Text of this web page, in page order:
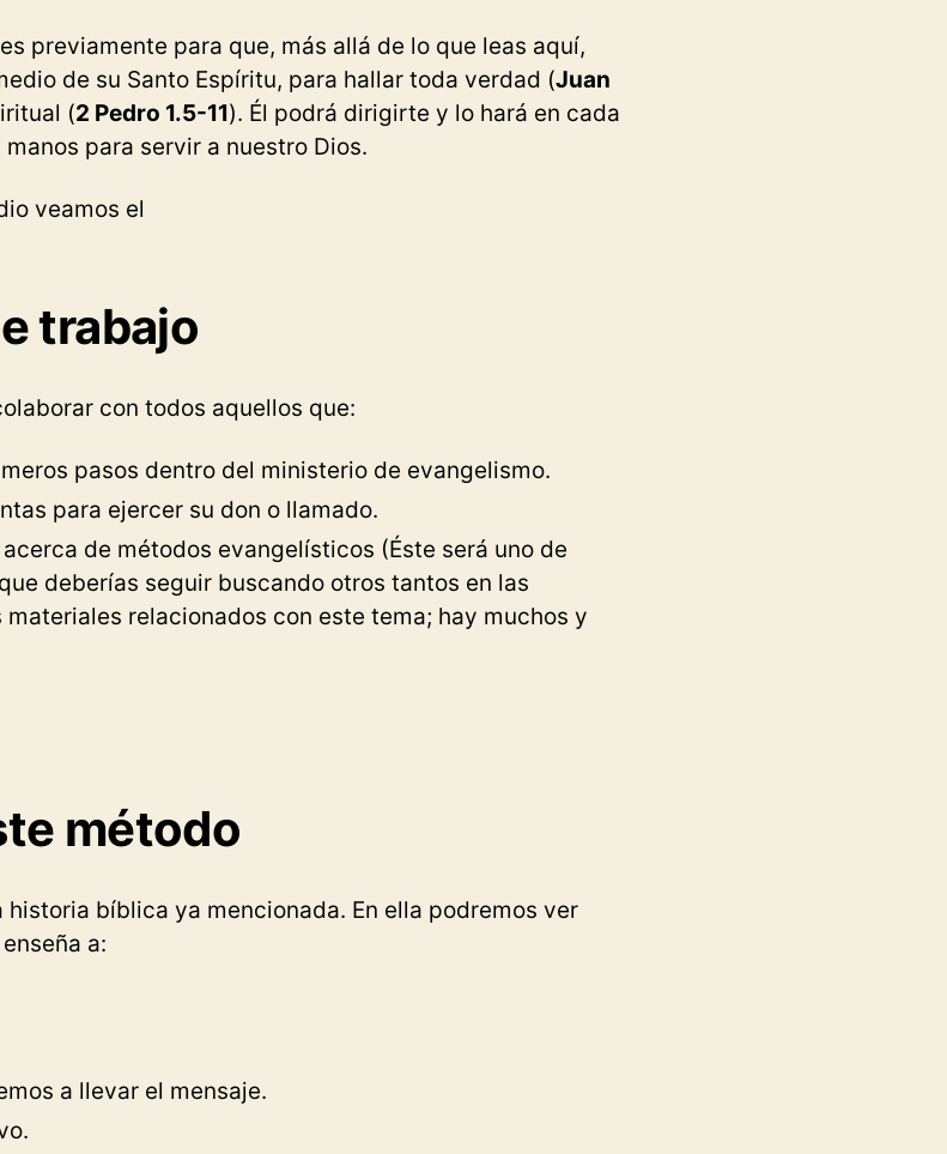
previamente para que, más allá de lo que leas aquí,
de su Santo Espíritu, para hallar toda verdad (Juan
(2 Pedro 1.5-11). Él podrá dirigirte y lo hará en cada
para servir a nuestro Dios.
veamos el
trabajo
con todos aquellos que:
pasos dentro del ministerio de evangelismo.
para ejercer su don o llamado.
de métodos evangelísticos (Éste será uno de
deberías seguir buscando otros tantos en las
relacionados con este tema; hay muchos y
método
bíblica ya mencionada. En ella podremos ver
a:
a llevar el mensaje.